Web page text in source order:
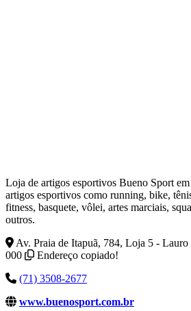
Loja de artigos esportivos Bueno Sport
artigos esportivos como running, bike,
fitness, basquete, vôlei, artes marciais,
outros.
Av. Praia de Itapuã, 784, Loja 5 -
000
Endereço copiado!
(71) 3508-2677
www.buenosport.com.br